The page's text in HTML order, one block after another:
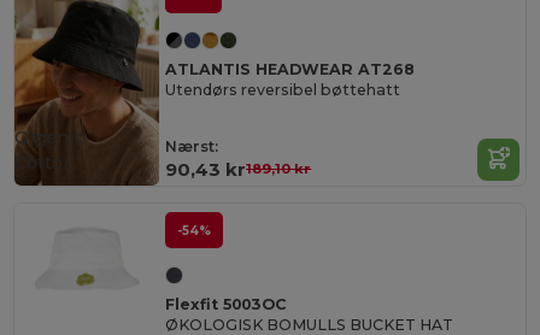
ATLANTIS HEADWEAR AT268
Utendørs reversibel bøttehatt
Nærst:
90,43 kr189,10 kr
Organic
Cotton
-54%
Flexfit 5003OC
ØKOLOGISK BOMULLS BUCKET HAT